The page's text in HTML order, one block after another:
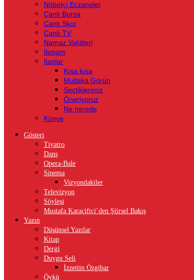
Nöbetçi Eczaneler
Canlı Borsa
Canlı Skor
Canlı TV
Namaz Vakitleri
İletişim
İlanlar
Kısa kısa
Mutlaka Görün
Seçtiklerimiz
Öneriyoruz
Ne nerede
Künye
Gösteri
Tiyatro
Dans
Opera-Bale
Sinema
Vizyondakiler
Televizyon
Söyleşi
Mustafa Karaçiftçi’den Şiirsel Bakış
Yazın
Düşünsel Yazılar
Kitap
Dergi
Duygu Seli
İzzettin Özgibar
Öykü